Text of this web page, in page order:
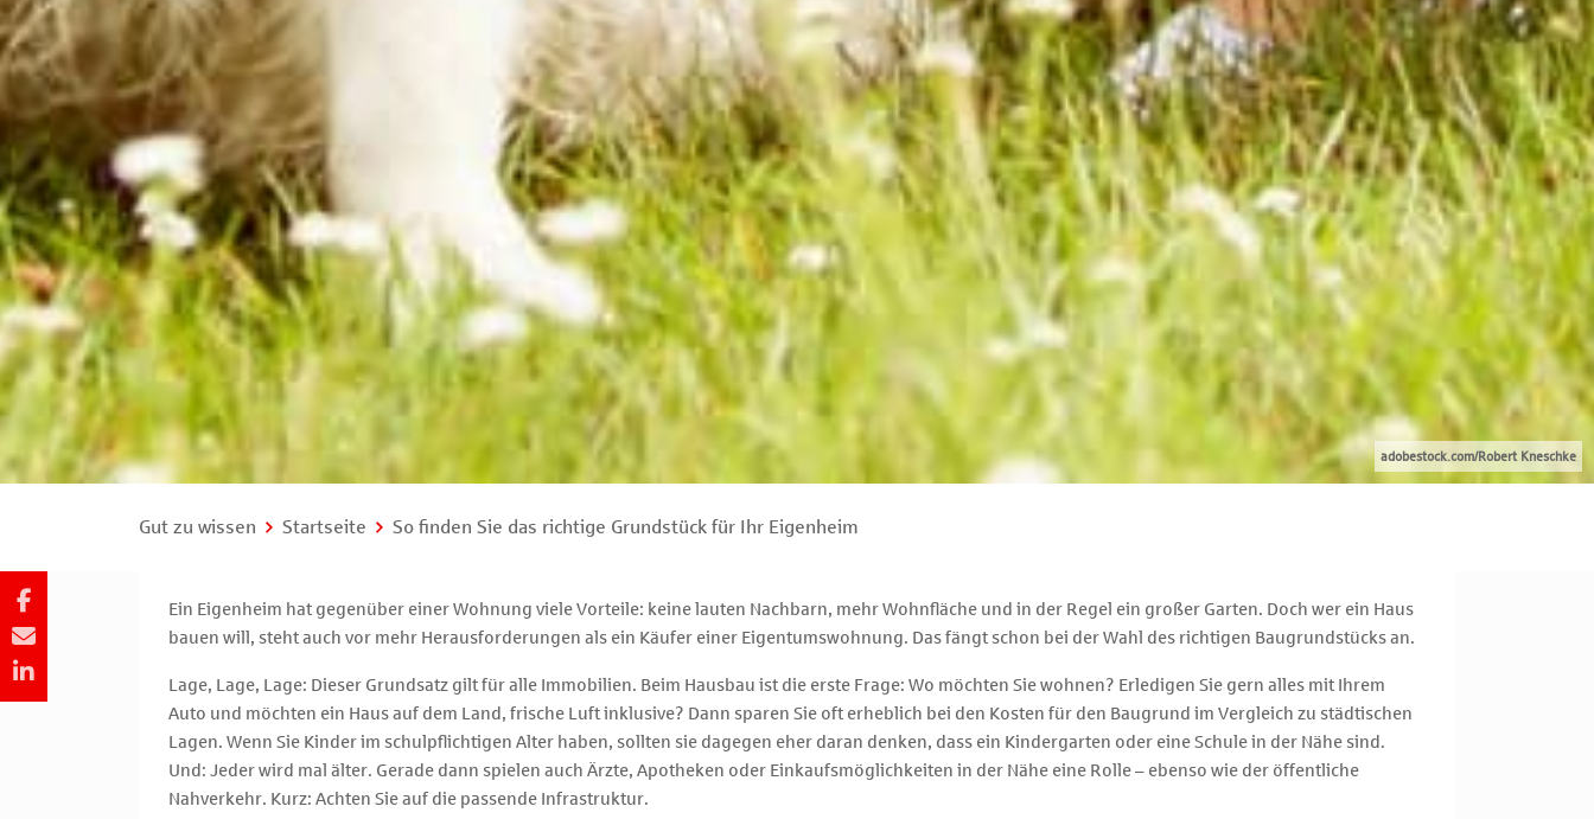
adobestock.com/Robert Kneschke
Gut zu wissen Startseite So finden Sie das richtige Grundstück für Ihr Eigenheim
Ein Eigenheim hat gegenüber einer Wohnung viele Vorteile: keine lauten Nachbarn, mehr Wohnfläche und in der Regel ein großer Garten. Doch wer ein Haus
bauen will, steht auch vor mehr Herausforderungen als ein Käufer einer Eigentumswohnung. Das fängt schon bei der Wahl des richtigen Baugrundstücks an.
Lage, Lage, Lage: Dieser Grundsatz gilt für alle Immobilien. Beim Hausbau ist die erste Frage: Wo möchten Sie wohnen? Erledigen Sie gern alles mit Ihrem
Auto und möchten ein Haus auf dem Land, frische Luft inklusive? Dann sparen Sie oft erheblich bei den Kosten für den Baugrund im Vergleich zu städtischen
Lagen. Wenn Sie Kinder im schulpflichtigen Alter haben, sollten sie dagegen eher daran denken, dass ein Kindergarten oder eine Schule in der Nähe sind.
Und: Jeder wird mal älter. Gerade dann spielen auch Ärzte, Apotheken oder Einkaufsmöglichkeiten in der Nähe eine Rolle – ebenso wie der öffentliche
Nahverkehr. Kurz: Achten Sie auf die passende Infrastruktur.